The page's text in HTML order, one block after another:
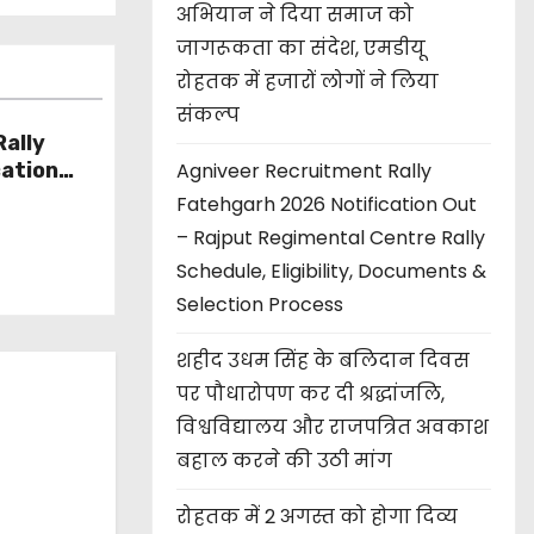
Centre
अभियान ने दिया समाज को
जागरूकता का संदेश, एमडीयू
रोहतक में हजारों लोगों ने लिया
संकल्प
Agniveer Recruitment Rally
Fatehgarh 2026 Notification Out
– Rajput Regimental Centre Rally
Schedule, Eligibility, Documents &
Selection Process
शहीद उधम सिंह के बलिदान दिवस
पर पौधारोपण कर दी श्रद्धांजलि,
विश्वविद्यालय और राजपत्रित अवकाश
बहाल करने की उठी मांग
रोहतक में 2 अगस्त को होगा दिव्य